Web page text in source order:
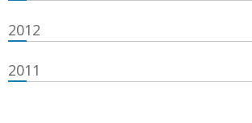
2012
2011